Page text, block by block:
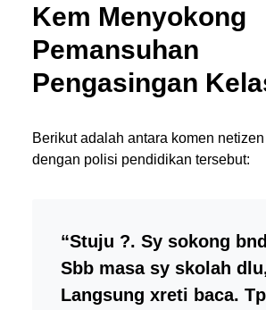
Kem Menyokong
Pemansuhan
Pengasingan
Berikut adalah antara komen
dengan polisi pendidikan tersebut:
“Stuju ?. Sy sokong
Sbb masa sy skolah
Langsung xreti baca.